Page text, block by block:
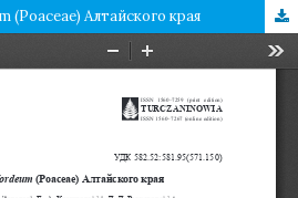
(Poaceae) Алтайского края